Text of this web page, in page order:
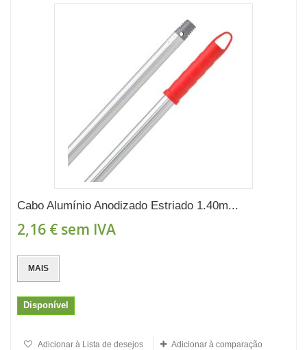
Cabo Alumínio Anodizado Estriado 1.40m...
2,16 € sem IVA
MAIS
Disponível
Adicionar à Lista de desejos Adicionar à comparação